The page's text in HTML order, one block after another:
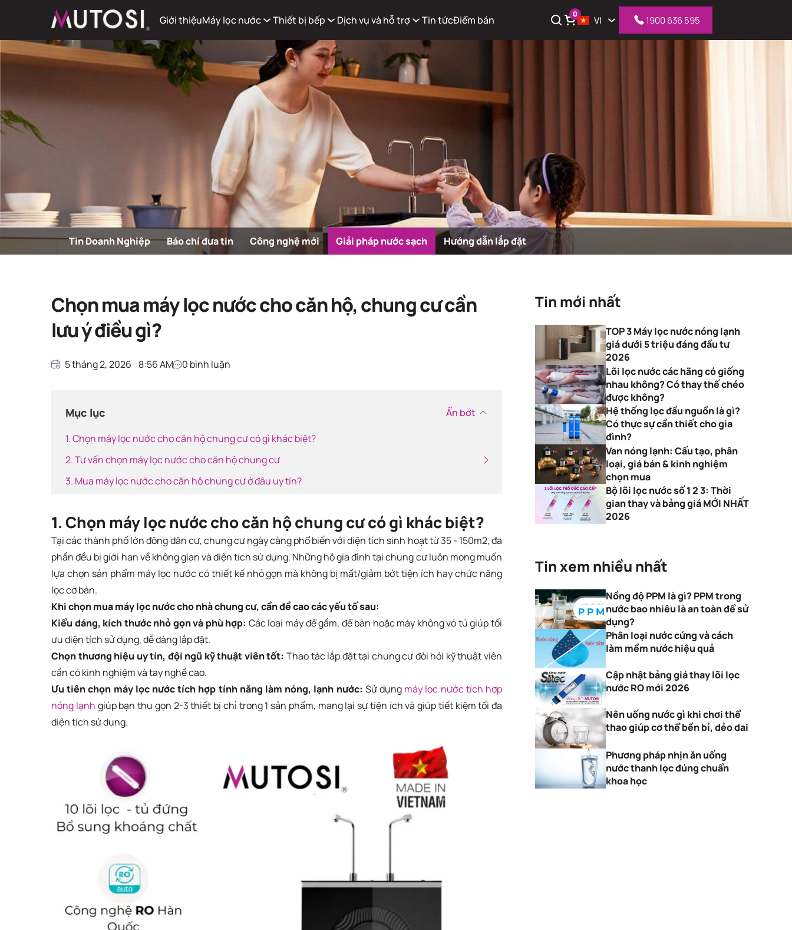
Giới thiệuMáy lọc nước Thiết bị bếp Dịch vụ và hỗ trợ Tin tứcĐiểm bán 0 VI 1900 636 595
Tin Doanh Nghiệp Báo chí đưa tin Công nghệ mới Giải pháp nước sạch Hướng dẫn lắp đặt
Chọn mua máy lọc nước cho căn hộ, chung cư cần
lưu ý điều gì?
5 tháng 2, 2026 8:56 AM 0 bình luận
Mục lục
Ẩn bớt
1. Chọn máy lọc nước cho căn hộ chung cư có gì khác biệt?
2. Tư vấn chọn máy lọc nước cho căn hộ chung cư
3. Mua máy lọc nước cho căn hộ chung cư ở đâu uy tín?
1. Chọn máy lọc nước cho căn hộ chung cư có gì khác biệt?
Tại các thành phố lớn đông dân cư, chung cư ngày càng phổ biến với diện tích sinh hoạt từ 35 - 150m2, đa
phần đều bị giới hạn về không gian và diện tích sử dụng. Những hộ gia đình tại chung cư luôn mong muốn
lựa chọn sản phẩm máy lọc nước có thiết kế nhỏ gọn mà không bị mất/giảm bớt tiện ích hay chức năng
lọc cơ bản.
Khi chọn mua máy lọc nước cho nhà chung cư, cần đề cao các yếu tố sau:
Kiểu dáng, kích thước nhỏ gọn và phù hợp: Các loại máy để gầm, để bàn hoặc máy không vỏ tủ giúp tối
ưu diện tích sử dụng, dễ dàng lắp đặt.
Chọn thương hiệu uy tín, đội ngũ kỹ thuật viên tốt: Thao tác lắp đặt tại chung cư đòi hỏi kỹ thuật viên
cần có kinh nghiệm và tay nghề cao.
Ưu tiên chọn máy lọc nước tích hợp tính năng làm nóng, lạnh nước: Sử dụng máy lọc nước tích hợp
nóng lạnh giúp bạn thu gọn 2-3 thiết bị chỉ trong 1 sản phẩm, mang lại sự tiện ích và giúp tiết kiệm tối đa
diện tích sử dụng.
Tin mới nhất
TOP 3 Máy lọc nước nóng lạnh
giá dưới 5 triệu đáng đầu tư
2026
Lõi lọc nước các hãng có giống
nhau không? Có thay thế chéo
được không?
Hệ thống lọc đầu nguồn là gì?
Có thực sự cần thiết cho gia
đình?
Van nóng lạnh: Cấu tạo, phân
loại, giá bán & kinh nghiệm
chọn mua
Bộ lõi lọc nước số 1 2 3: Thời
gian thay và bảng giá MỚI NHẤT
2026
Tin xem nhiều nhất
Nồng độ PPM là gì? PPM trong
nước bao nhiêu là an toàn để sử
dụng?
Phân loại nước cứng và cách
làm mềm nước hiệu quả
Cập nhật bảng giá thay lõi lọc
nước RO mới 2026
Nên uống nước gì khi chơi thể
thao giúp cơ thể bền bỉ, dẻo dai
Phương pháp nhịn ăn uống
nước thanh lọc đúng chuẩn
khoa học